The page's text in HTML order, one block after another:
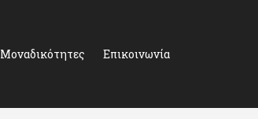
Μοναδικότητες Επικοινωνία